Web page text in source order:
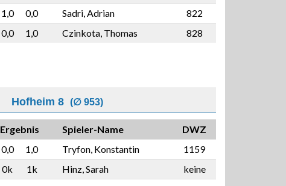
1,0 0,0 Sadri, Adrian
822
0,0 1,0 Czinkota, Thomas 828
Hofheim 8 (∅ 953)
Ergebnis Spieler-Name
DWZ
0,0 1,0 Tryfon, Konstantin
1159
0k 1k Hinz, Sarah
keine